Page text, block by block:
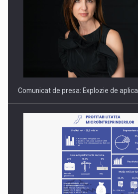
Hard Enduro Piatra Craiului 2026,
Comunicat de presa: Explozie de